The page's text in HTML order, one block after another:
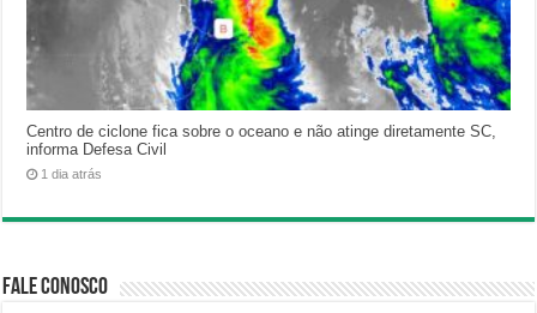
Centro de ciclone fica sobre o oceano e não atinge diretamente SC,
informa Defesa Civil
1 dia atrás
Fale Conosco